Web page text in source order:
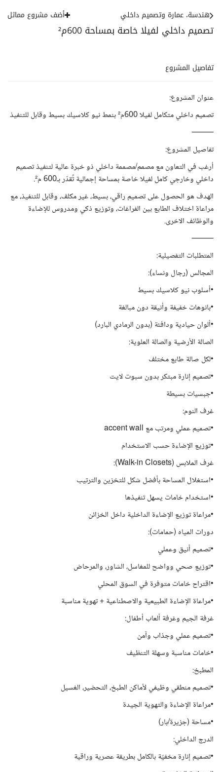
تصميم داخلي لفيلا خاصة بمساحة 600م²
هندسة، عمارة وتصميم داخلي أضف مشروع مماثل
تفاصيل المشروع
عنوان المشروع:
تصميم داخلي متكامل لفيلا 600م² بنمط نيو كلاسيك بسيط وقابل للتنفيذ
⸻
تفاصيل المشروع:
أرغب في التعاون مع مصمم/مصممة داخلي ذو خبرة عالية لتنفيذ تصميم
داخلي وخارجي كامل لفيلا خاصة بمساحة إجمالية تُقدّر بـ600 م².
الهدف هو الحصول على تصميم راقي، بسيط، غير مكلف، وقابل للتنفيذ، مع
مراعاة اختلاف الطابع بين الفراغات، وتوزيع ذكي ومدروس للإضاءة
والوظائف الاخرى.
⸻
المتطلبات التفصيلية:
المجالس (رجال ونساء):
•أسلوب نيو كلاسيك بسيط
•بانوهات خفيفة وأنيقة دون مبالغة
•ألوان حيادية ودافئة (بدون الرمادي البارد)
الصالة الأرضية والصالة العلوية:
•لكل صالة طابع مختلف
•تصميم إنارة مبتكر بدون سبوت لايت
•جبسيات بسيطة
غرف النوم:
•تصميم عملي ومرتب مع accent wall
•توزيع الإضاءة حسب الاستخدام
غرف الملابس (Walk-in Closets):
•استغلال المساحة بأفضل شكل للتخزين والترتيب
•استخدام خامات يسهل تنفيذها
•مراعاة توزيع الإضاءة الداخلية داخل الخزائن
دورات المياه (حمامات):
•تصميم أنيق وعملي
•توزيع صحي وواضح للمغاسل، الشاور، والمرحاض
•اقتراح خامات متوفرة في السوق المحلي
•مراعاة الإضاءة الطبيعية والاصطناعية + تهوية مناسبة
غرفة الجيم وغرفة ألعاب أطفال:
•تصميم عملي وجذاب وآمن
•خامات مناسبة وسهلة التنظيف
المطبخ:
•تصميم منطقي وظيفي لأماكن الطبخ، التحضير، الغسيل
•مراعاة الإضاءة والتهوية الجيدة
•مساحة (جزيرة/بار)
الدرج الداخلي:
•تصميم إنارة مخفيّة بالكامل بطريقة عصرية وراقية